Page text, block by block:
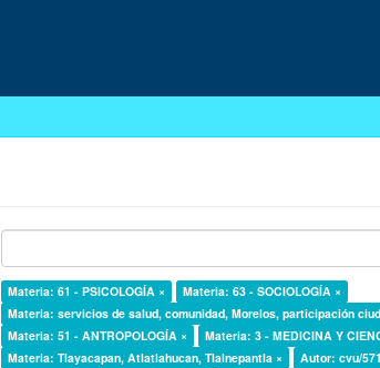
Materia: 61 - PSICOLOGÍA ×
Materia: 63 - SOCIOLOGÍA ×
Materia: servicios de salud, comunidad, Morelos, participación
Materia: 51 - ANTROPOLOGÍA ×
Materia: 3 - MEDICINA Y
Materia: Tlayacapan, Atlatlahucan, Tlalnepantla ×
Autor: cvu/